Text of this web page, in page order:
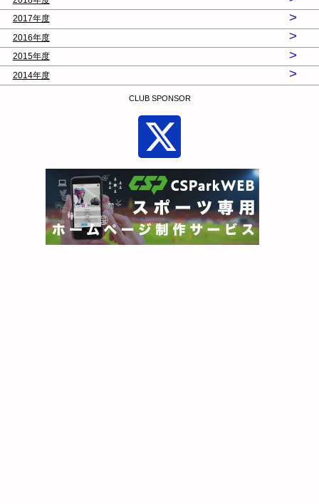
2017年度 >
2016年度 >
2015年度 >
2014年度 >
CLUB SPONSOR